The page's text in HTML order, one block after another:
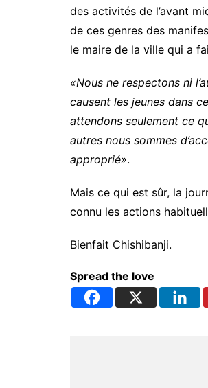
des activités de l’avant
de ces genres des
le maire de la ville qui a
«Nous ne respectons ni
causent les jeunes dans
attendons seulement ce
autres nous sommes
approprié».
Mais ce qui est sûr, la
connu les actions
Bienfait Chishibanji.
Spread the love